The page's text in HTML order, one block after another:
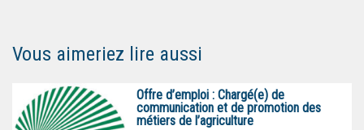
Vous aimeriez lire aussi
Offre d’emploi : Chargé(e) de
communication et de promotion des
métiers de l’agriculture